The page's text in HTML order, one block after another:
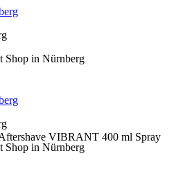
Shop in Nürnberg
Shop in Nürnberg
VIBRANT 400 ml Spray